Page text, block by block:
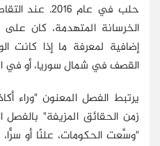
حلب في عام
الخرسانة المتهدمة، كان
إضافية لمعرفة ما إذا كانت
القصف في شمال سوريا، أو في
يرتبط الفصل المعنون "وراء
زمن الحقائق المزيفة"
"وسَّعت الحكومات، علنًا أو